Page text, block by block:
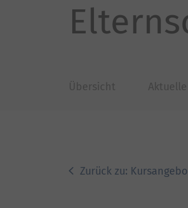
Übersicht
Zurück zu: